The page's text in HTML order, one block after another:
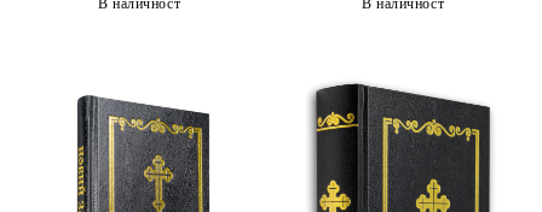
В наличност В наличност